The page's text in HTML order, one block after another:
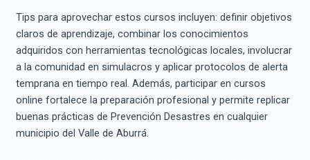
Tips para aprovechar estos cursos incluyen: definir objetivos
claros de aprendizaje, combinar los conocimientos
adquiridos con herramientas tecnológicas locales, involucrar
a la comunidad en simulacros y aplicar protocolos de alerta
temprana en tiempo real. Además, participar en cursos
online fortalece la preparación profesional y permite replicar
buenas prácticas de Prevención Desastres en cualquier
municipio del Valle de Aburrá.